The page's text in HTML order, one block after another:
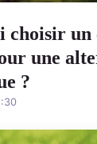
choisir un
une
?